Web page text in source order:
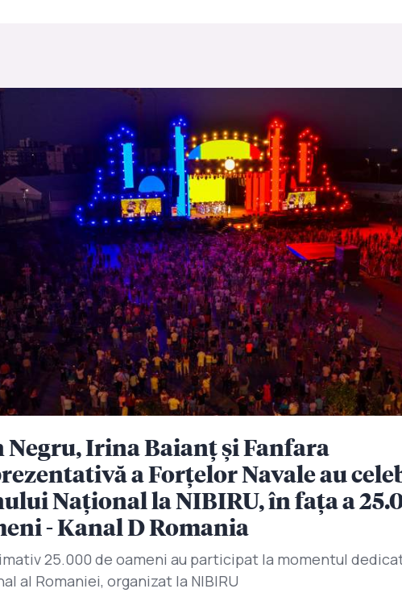
Negru, Irina Baianț și Fanfara
a Forțelor Navale au
Național la NIBIRU, în fața a
- Kanal D Romania
25.000 de oameni au participat la momentul
al Romaniei, organizat la NIBIRU